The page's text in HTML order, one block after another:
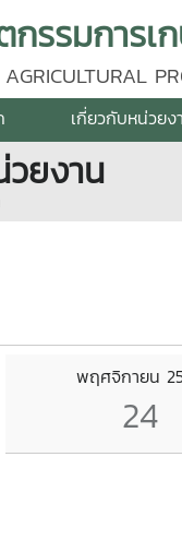
รรมการเ
AGRICULTURAL
เกี่ยวกับหน่วยง
ยงาน
พฤศจิกายน
24